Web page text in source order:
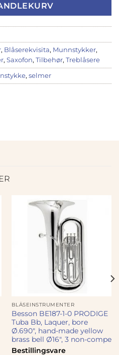
, Blåserekvisita, Munnstykker,
, Saxofon, Tilbehør, Treblåsere
, selmer
BLÅSEINSTRUMENTER
Besson BE187-1-0 PRODIGE
Tuba Bb, Laquer, bore
Ø.690″, hand-made yellow
brass bell Ø16″, 3 non-compe
Bestillingsvare